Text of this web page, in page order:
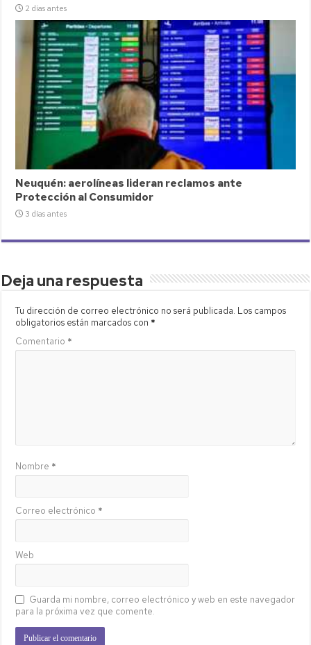
2 días antes
Neuquén: aerolíneas lideran reclamos ante
Protección al Consumidor
3 días antes
Deja una respuesta
Tu dirección de correo electrónico no será publicada. Los campos
obligatorios están marcados con *
Comentario *
Nombre *
Correo electrónico *
Web
Guarda mi nombre, correo electrónico y web en este navegador
para la próxima vez que comente.